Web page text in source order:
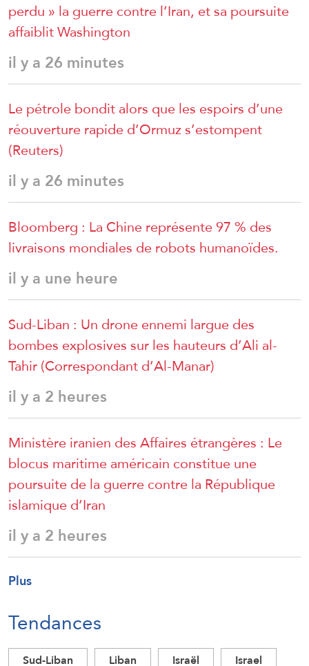
perdu » la guerre contre l’Iran, et sa poursuite
affaiblit Washington
il y a 26 minutes
Le pétrole bondit alors que les espoirs d’une
réouverture rapide d’Ormuz s’estompent
(Reuters)
il y a 26 minutes
Bloomberg : La Chine représente 97 % des
livraisons mondiales de robots humanoïdes.
il y a une heure
Sud-Liban : Un drone ennemi largue des
bombes explosives sur les hauteurs d’Ali al-
Tahir (Correspondant d’Al-Manar)
il y a 2 heures
Ministère iranien des Affaires étrangères : Le
blocus maritime américain constitue une
poursuite de la guerre contre la République
islamique d’Iran
il y a 2 heures
Plus
Tendances
Sud-Liban Liban Israël
Israel